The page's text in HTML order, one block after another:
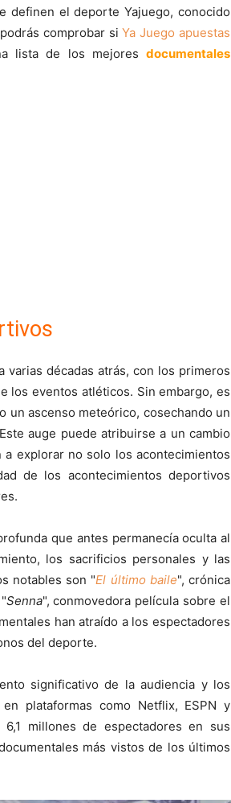
definen el deporte Yajuego, conocido
comprobar siYa Juego apuestas
lista de los mejores documentales
varias décadas atrás, con los primeros
los eventos atléticos. Sin embargo, es
un ascenso meteórico, cosechando un
auge puede atribuirse a un cambio
explorar no solo los acontecimientos
de los acontecimientos deportivos
que antes permanecía oculta al
los sacrificios personales y las
notables son "El último baile", crónica
Senna", conmovedora película sobre el
han atraído a los espectadores
del deporte.
significativo de la audiencia y los
plataformas como Netflix, ESPN y
millones de espectadores en sus
más vistos de los últimos